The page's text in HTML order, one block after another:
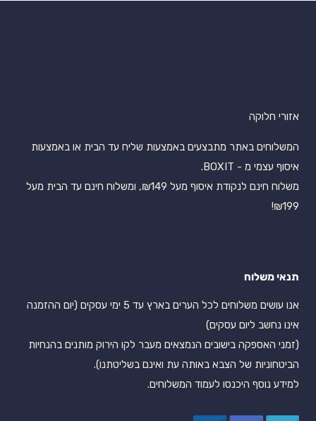
אזורי חלוקה
המשלוחים באתר מתבצעים באמצעות שליח עד הבית או באמצעות
איסוף עצמי מ - BOXIT.
משלוח חינם לנקודת איסוף מעל ₪149, ומשלוח חינם עד הבית מעל
₪199!
תנאי משלוח
אנו עושים משלוחים לכל הערים בארץ עד 5 ימי עסקים (יום ההזמנה
אינו נחשב ליום עסקים)
(זמני האספקה בישובים הנמצאים מעבר לקו הירוק מותנים בהנחיות
הביטחוניות של הצבא באותה עת ואינם בשליטתנו).
למידע נוסף היכנסו לעמוד המשלוחים.